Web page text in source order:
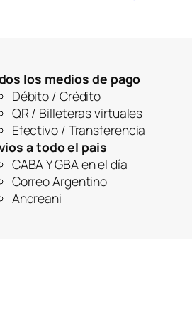
los medios de pago
Débito / Crédito
QR / Billeteras virtuales
Efectivo / Transferencia
a todo el pais
CABA Y GBA en el día
Correo Argentino
Andreani